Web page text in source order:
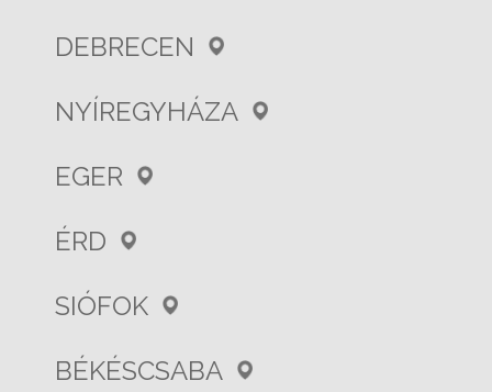
DEBRECEN
NYÍREGYHÁZA
EGER
ÉRD
SIÓFOK
BÉKÉSCSABA